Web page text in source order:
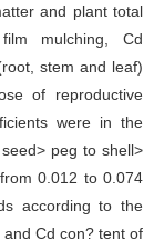
and plant total
mulching, Cd
stem and leaf)
of reproductive
were in the
peg to shell>
0.012 to 0.074
according to the
Cd con? tent of